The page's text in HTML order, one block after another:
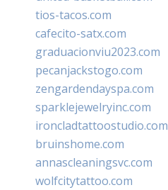
tios-tacos.com
cafecito-satx.com
graduacionviu2023.com
pecanjackstogo.com
zengardendayspa.com
sparklejewelryinc.com
ironcladtattoostudio.com
bruinshome.com
annascleaningsvc.com
wolfcitytattoo.com